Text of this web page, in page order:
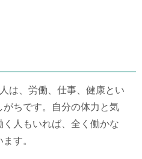
は、労働、仕事、健康とい
ちです。自分の体力と気
人もいれば、全く働かな
す。